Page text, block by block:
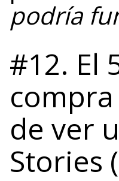
podría
#12. El
de ver
Stories (